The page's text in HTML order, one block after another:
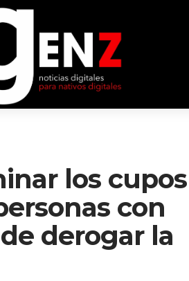
los cupos
con
derogar la